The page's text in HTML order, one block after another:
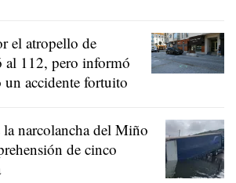
el atropello de
al 112, pero informó
un accidente fortuito
narcolancha del Miño
de cinco